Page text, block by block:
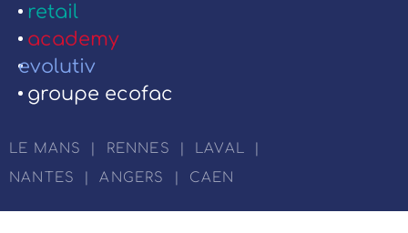
retail
academy
evolutiv
groupe ecofac
LE MANS RENNES LAVAL
NANTES
ANGERS CAEN